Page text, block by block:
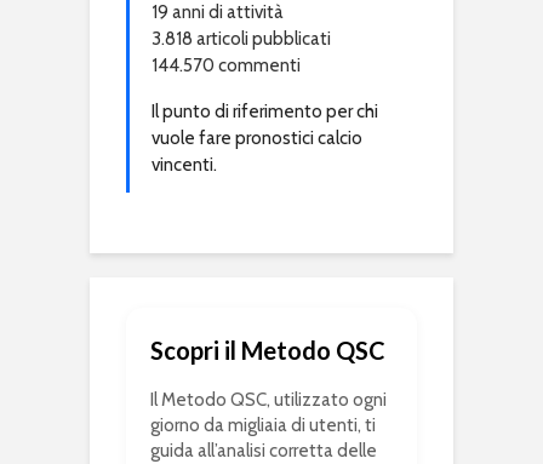
19 anni di attività
3.818 articoli pubblicati
144.570 commenti
Il punto di riferimento per chi
vuole fare pronostici calcio
vincenti.
Scopri il Metodo QSC
Il Metodo QSC, utilizzato ogni
giorno da migliaia di utenti, ti
guida all’analisi corretta delle